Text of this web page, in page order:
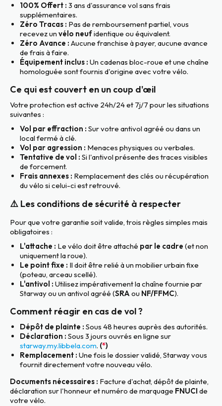
100% Offert : 3 ans d'assurance vol sans frais
supplémentaires.
Zéro Tracas : Pas de remboursement partiel, vous
recevez un vélo neufidentique ou équivalent.
Zéro Avance : Aucune franchise à payer, aucune avance
de frais à faire.
Équipement inclus : Un cadenas bloc-roue et une chaîne
homologuée sont fournis d'origine avec votre vélo.
Ce qui est couvert en un coup d'œil
Votre protection est active 24h/24 et 7j/7 pour les situations
suivantes :
Vol par effraction : Sur votre antivol agréé ou dans un
local fermé à clé.
Vol par agression : Menaces physiques ou verbales.
Tentative de vol : Si l'antivol présente des traces visibles
de forcement.
Frais annexes : Remplacement des clés ou récupération
du vélo si celui-ci est retrouvé.
⚠️ Les conditions de sécurité à respecter
Pour que votre garantie soit valide, trois règles simples mais
obligatoires :
L'attache : Le vélo doit être attaché par le cadre (et non
uniquement la roue).
Le point fixe : Il doit être relié à un mobilier urbain fixe
(poteau, arceau scellé).
L'antivol : Utilisez impérativement la chaîne fournie par
Starway ou un antivol agréé (SRA ou NF/FFMC).
Comment réagir en cas de vol ?
Dépôt de plainte : Sous 48 heures auprès des autorités.
Déclaration : Sous 3 jours ouvrés en ligne sur
starway.my.libbela.com. (*)
Remplacement : Une fois le dossier validé, Starway vous
fournit directement votre nouveau vélo.
Documents nécessaires : Facture d'achat, dépôt de plainte,
déclaration sur l'honneur et numéro de marquage FNUCI de
votre vélo.